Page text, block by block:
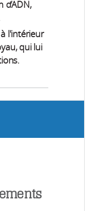
l'intérieur
qui lui